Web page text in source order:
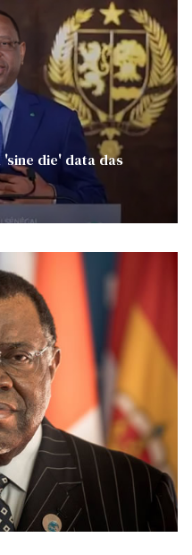
'sine die' data das